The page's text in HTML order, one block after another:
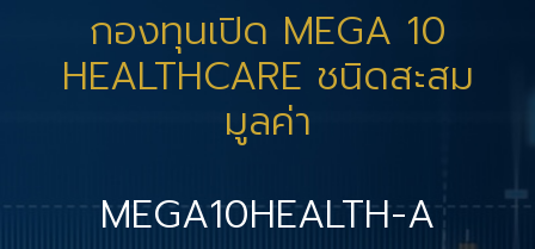
กองทุนเปิด MEGA 10
HEALTHCARE ชนิดสะสม
มูลค่า
MEGA10HEALTH-A